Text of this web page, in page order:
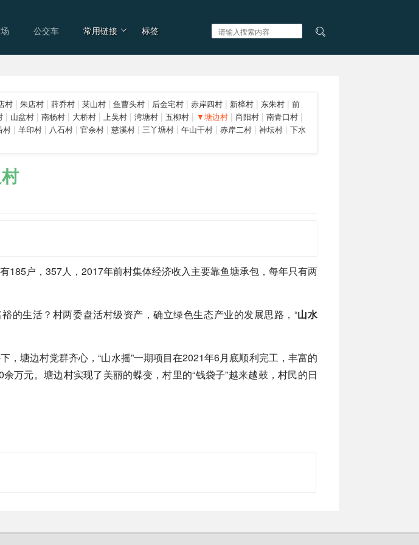
公交车 常用链接 标签
村 |朱店村 |薛乔村 |莱山村 |鱼曹头村 | 后金宅村 |赤岸四村 | 新樟村 | 东朱村 |前
| 山盆村 |南杨村 | 大桥村 |上吴村 |湾塘村 |五柳村 | ▼塘边村 | 尚阳村 |南青口村 |
村 |羊印村 | 八石村 |官余村 |慈溪村 |三丫塘村 |午山干村 |赤岸二村 |神坛村 |下水
185户，357人，2017年前村集体经济收入主要靠鱼塘承包，每年只有两
的生活？村两委盘活村级资产，确立绿色生态产业的发展思路，“山水
，塘边村党群齐心，“山水摇”一期项目在2021年6月底顺利完工，丰富的
万元。塘边村实现了美丽的蝶变，村里的“钱袋子”越来越鼓，村民的日